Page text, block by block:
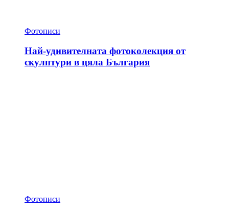
Фотописи
Най-удивителната фотоколекция от
скулптури в цяла България
Фотописи